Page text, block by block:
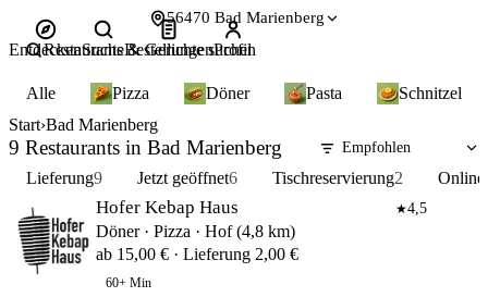
56470 Bad Marienberg
Restaurants & Gerichte suchen
Alle Pizza Döner Pasta
Schnitzel
Start Bad Marienberg
9 Restaurants in Bad Marienberg
Lieferung9 Jetzt geöffnet6 Tischreservierung2
Hofer Kebap Haus ★4,5
Döner · Pizza · Hof (4,8 km)
ab 15,00 € · Lieferung 2,00 €
60+ Min
EntdeckenSucheBestellungenProfil